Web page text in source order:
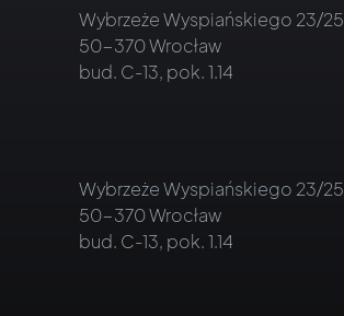
Wybrzeże Wyspiańskiego 23/25
50-370 Wrocław
bud. C-13, pok. 1.14
Wybrzeże Wyspiańskiego 23/25
50-370 Wrocław
bud. C-13, pok. 1.14